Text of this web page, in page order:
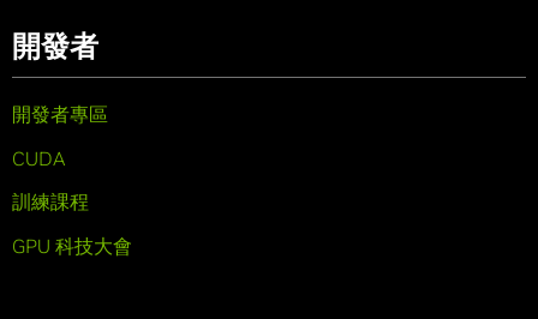
開發者
開發者專區
CUDA
訓練課程
GPU 科技大會